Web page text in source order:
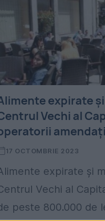
expirate
Vechi al
amendați
17 OCTOMBRIE 2023
expirate şi
Vechi al
peste 800.000 de